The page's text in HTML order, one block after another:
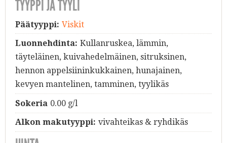
TYYPPI JA TYYLI
Päätyyppi: Viskit
Luonnehdinta: Kullanruskea, lämmin,
täyteläinen, kuivahedelmäinen, sitruksinen,
hennon appelsiininkukkainen, hunajainen,
kevyen mantelinen, tamminen, tyylikäs
Sokeria 0.00 g/l
Alkon makutyyppi: vivahteikas & ryhdikäs